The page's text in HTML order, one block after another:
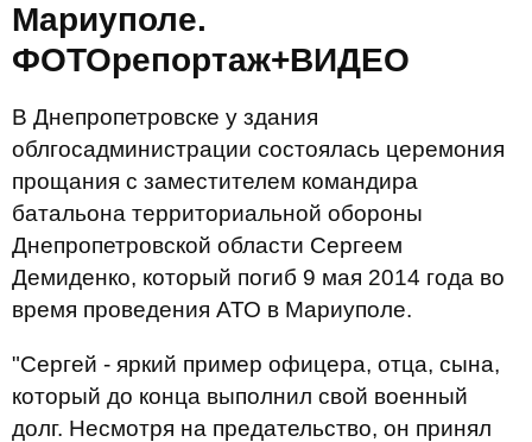
Мариуполе.
ФОТОрепортаж+ВИДЕО
В Днепропетровске у здания
облгосадминистрации состоялась церемония
прощания с заместителем командира
батальона территориальной обороны
Днепропетровской области Сергеем
Демиденко, который погиб 9 мая 2014 года во
время проведения АТО в Мариуполе.
"Сергей - яркий пример офицера, отца, сына,
который до конца выполнил свой военный
долг. Несмотря на предательство, он принял